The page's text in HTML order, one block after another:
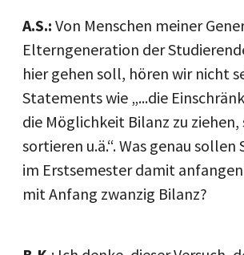
A.S.: Von Menschen meiner
Elterngeneration der
hier gehen soll, hören wir nicht
Statements wie „...die
die Möglichkeit Bilanz zu ziehen,
sortieren u.ä.“. Was genau sollen
im Erstsemester damit
mit Anfang zwanzig Bilanz?